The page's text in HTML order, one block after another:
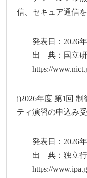
信、セキュア通信
発表日：2026年
出 典：国立研
https://
j)2026年度 第1回
ティ演習の申込み
発表日：2026年
出 典：独立行
https://